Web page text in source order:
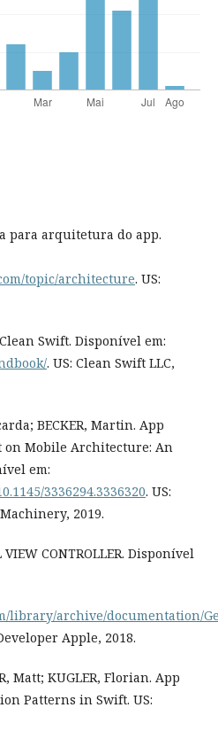
para arquitetura do app.
topic/architecture. US:
Swift. Disponível em:
. US: Clean Swift LLC,
BECKER, Martin. App
Mobile Architecture: An
em:
3336294.3336320. US:
2019.
VIEW CONTROLLER. Disponível
library/archive/documentation/
Apple, 2018.
Matt; KUGLER, Florian. App
Patterns in Swift. US: